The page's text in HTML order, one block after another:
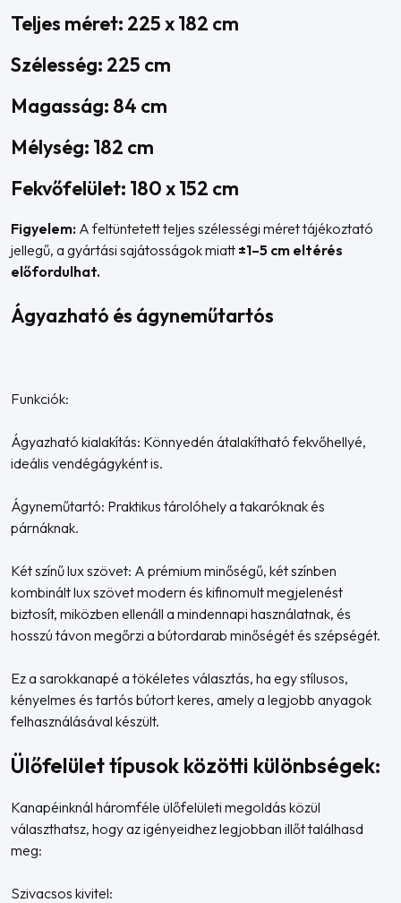
Teljes méret: 225 x 182 cm
Szélesség: 225 cm
Magasság: 84 cm
Mélység: 182 cm
Fekvőfelület: 180 x 152 cm
Figyelem: A feltüntetett teljes szélességi méret tájékoztató
jellegű, a gyártási sajátosságok miatt ±1–5 cm eltérés
előfordulhat.
Ágyazható és ágyneműtartós
Funkciók:
Ágyazható kialakítás: Könnyedén átalakítható fekvőhellyé,
ideális vendégágyként is.
Ágyneműtartó: Praktikus tárolóhely a takaróknak és
párnáknak.
Két színű lux szövet: A prémium minőségű, két színben
kombinált lux szövet modern és kifinomult megjelenést
biztosít, miközben ellenáll a mindennapi használatnak, és
hosszú távon megőrzi a bútordarab minőségét és szépségét.
Ez a sarokkanapé a tökéletes választás, ha egy stílusos,
kényelmes és tartós bútort keres, amely a legjobb anyagok
felhasználásával készült.
Ülőfelület típusok közötti különbségek:
Kanapéinknál háromféle ülőfelületi megoldás közül
választhatsz, hogy az igényeidhez legjobban illőt találhasd
meg:
Szivacsos kivitel: